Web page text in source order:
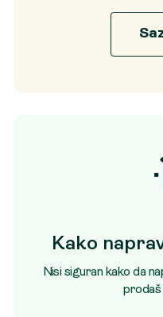
Kako
Nisi siguran kako da
prodaš